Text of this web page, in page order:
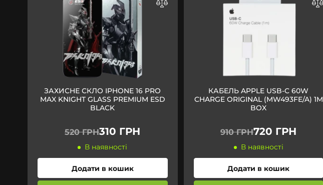
ЗАХИСНЕ СКЛО IPHONE 16 PRO
MAX KNIGHT GLASS PREMIUM ESD
BLACK
520 ГРН310 ГРН
В наявності
Додати в кошик
КАБЕЛЬ APPLE USB-C 60W
CHARGE ORIGINAL (MW493FE/A) 1M
BOX
910 ГРН720 ГРН
В наявності
Додати в кошик